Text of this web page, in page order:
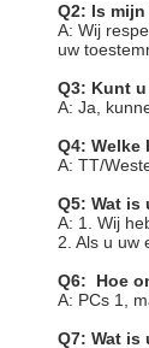
Q2: Is
A: Wij
uw
Q3: Kunt
A: Ja,
Q4: Welke
A: TT/
Q5: Wat is
A: 1. Wij
2. Als u uw
Q6: Hoe
A: PCs 1,
Q7: Wat is